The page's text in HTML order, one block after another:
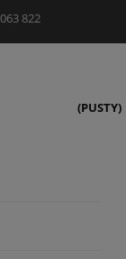
822
(PUSTY)